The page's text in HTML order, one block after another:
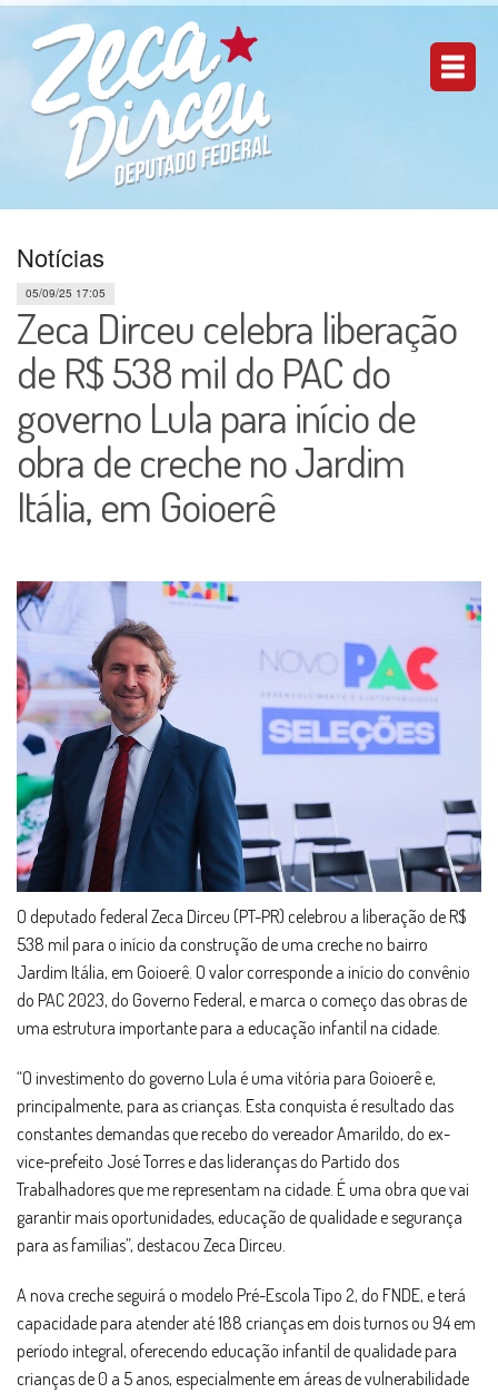
Notícias
05/09/25 17:05
Zeca Dirceu celebra liberação
de R$ 538 mil do PAC do
governo Lula para início de
obra de creche no Jardim
Itália, em Goioerê
O deputado federal Zeca Dirceu (PT-PR) celebrou a liberação de R$
538 mil para o início da construção de uma creche no bairro
Jardim Itália, em Goioerê. O valor corresponde a início do convênio
do PAC 2023, do Governo Federal, e marca o começo das obras de
uma estrutura importante para a educação infantil na cidade.
“O investimento do governo Lula é uma vitória para Goioerê e,
principalmente, para as crianças. Esta conquista é resultado das
constantes demandas que recebo do vereador Amarildo, do ex-
vice-prefeito José Torres e das lideranças do Partido dos
Trabalhadores que me representam na cidade. É uma obra que vai
garantir mais oportunidades, educação de qualidade e segurança
para as famílias”, destacou Zeca Dirceu.
A nova creche seguirá o modelo Pré-Escola Tipo 2, do FNDE, e terá
capacidade para atender até 188 crianças em dois turnos ou 94 em
período integral, oferecendo educação infantil de qualidade para
crianças de 0 a 5 anos, especialmente em áreas de vulnerabilidade